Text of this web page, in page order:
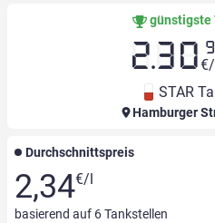
günstigste
2.30 9
€/l
STAR
Hamburger
Durchschnittspreis
2,34€/l
basierend auf 6Tankstellen